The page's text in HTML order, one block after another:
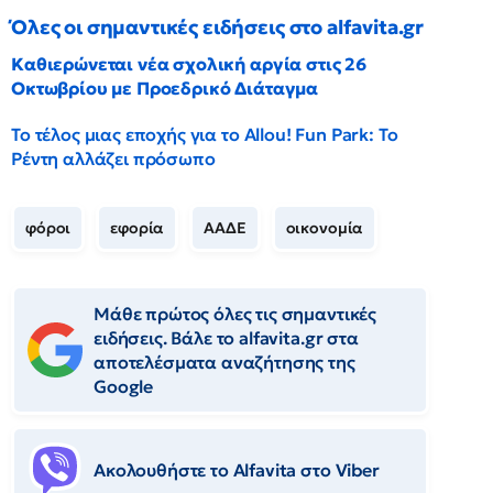
Όλες οι σημαντικές ειδήσεις στο alfavita.gr
Καθιερώνεται νέα σχολική αργία στις 26
Οκτωβρίου με Προεδρικό Διάταγμα
Το τέλος μιας εποχής για το Allou! Fun Park: Το
Ρέντη αλλάζει πρόσωπο
φόροι εφορία ΑΑΔΕ οικονομία
Μάθε πρώτος όλες τις σημαντικές
ειδήσεις. Βάλε το alfavita.gr στα
αποτελέσματα αναζήτησης της
Google
Ακολουθήστε το Αlfavita στο Viber